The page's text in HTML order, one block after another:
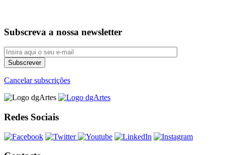
Subscreva a nossa newsletter
Cancelar subscrições
Redes Sociais